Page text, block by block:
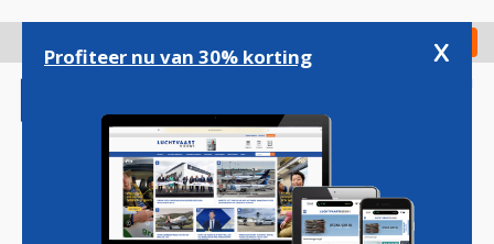
gaan
Check in
Profiteer nu van 30% korting x